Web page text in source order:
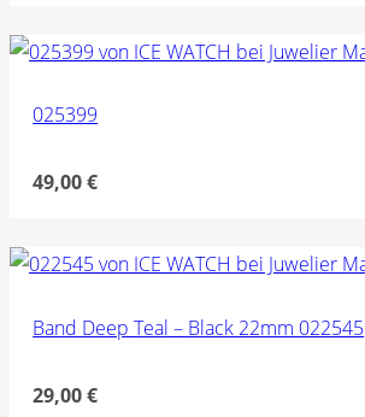
025399
49,00€
Band Deep Teal – Black 22mm 022545
29,00€